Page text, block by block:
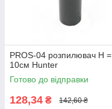
PROS-04 розпилювач Н =
10см Hunter
Готово до відправки
128,34 ₴ 142,60 ₴